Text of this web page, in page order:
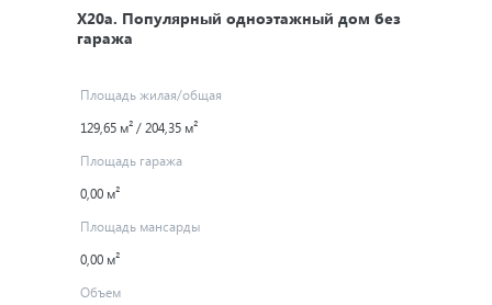
X20a. Популярный одноэтажный дом без
гаража
Площадь жилая/общая
129,65 м² / 204,35 м²
Площадь гаража
0,00 м²
Площадь мансарды
0,00 м²
Объем